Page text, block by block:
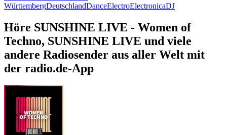
WürttembergDeutschlandDanceElectroElectronicaDJ
Höre SUNSHINE LIVE - Women of
Techno, SUNSHINE LIVE und viele
andere Radiosender aus aller Welt mit
der radio.de-App